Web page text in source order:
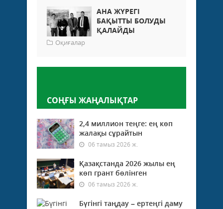
АНА ЖҮРЕГІ
БАҚЫТТЫ БОЛУДЫ
ҚАЛАЙДЫ
Оқиғалар
СОҢҒЫ ЖАҢАЛЫҚТАР
2,4 миллион теңге: ең көп
жалақы сұрайтын
06 тамыз 2026 ж.
Қазақстанда 2026 жылы ең
көп грант бөлінген
06 тамыз 2026 ж.
Бүгінгі таңдау – ертеңгі даму